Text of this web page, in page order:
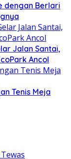
dengan Berlari
Jalan Santai,
Ancol
Tenis Meja